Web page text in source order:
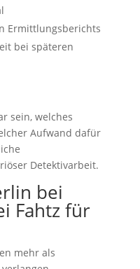
Ermittlungsberichts
bei späteren
sein, welches
Aufwand dafür
Detektivarbeit.
bei
Fahtz für
mehr als